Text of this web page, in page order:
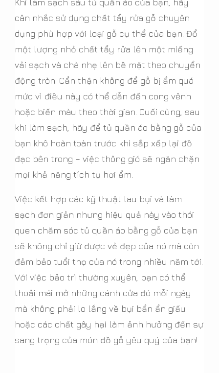
Khi làm sạch sâu tủ quần áo của bạn, hãy
cân nhắc sử dụng chất tẩy rửa gỗ chuyên
dụng phù hợp với loại gỗ cụ thể của bạn. Đổ
một lượng nhỏ chất tẩy rửa lên một miếng
vải sạch và chà nhẹ lên bề mặt theo chuyển
động tròn. Cẩn thận không để gỗ bị ẩm quá
mức vì điều này có thể dẫn đến cong vênh
hoặc biến màu theo thời gian. Cuối cùng, sau
khi làm sạch, hãy để tủ quần áo bằng gỗ của
bạn khô hoàn toàn trước khi sắp xếp lại đồ
đạc bên trong – việc thông gió sẽ ngăn chặn
mọi khả năng tích tụ hơi ẩm.
Việc kết hợp các kỹ thuật lau bụi và làm
sạch đơn giản nhưng hiệu quả này vào thói
quen chăm sóc tủ quần áo bằng gỗ của bạn
sẽ không chỉ giữ được vẻ đẹp của nó mà còn
đảm bảo tuổi thọ của nó trong nhiều năm tới.
Với việc bảo trì thường xuyên, bạn có thể
thoải mái mở những cánh cửa đó mỗi ngày
mà không phải lo lắng về bụi bẩn ẩn giấu
hoặc các chất gây hại làm ảnh hưởng đến sự
sang trọng của món đồ gỗ yêu quý của bạn!